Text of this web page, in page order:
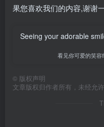
果您喜欢我们的内容,谢谢
Seeing your adorable
看见你可爱的笑
© 版权声明
文章版权归作者所有，未经允许